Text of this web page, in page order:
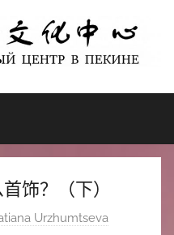
饰？（下）
Urzhumtseva